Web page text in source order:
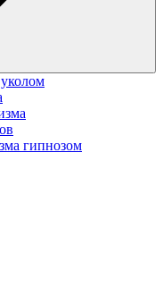
гипнозом